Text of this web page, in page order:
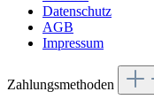
Datenschutz
AGB
Impressum
Zahlungsmethoden